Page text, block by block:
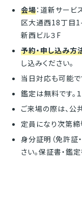
会場：道新サービ
区大通西18丁目
新西ビル３F
予約・申し込み方
し込みください。
当日対応も可能で
鑑定は無料です。
ご来場の際は、公
定員になり次第締
身分証明（免許証
さい。保証書・鑑